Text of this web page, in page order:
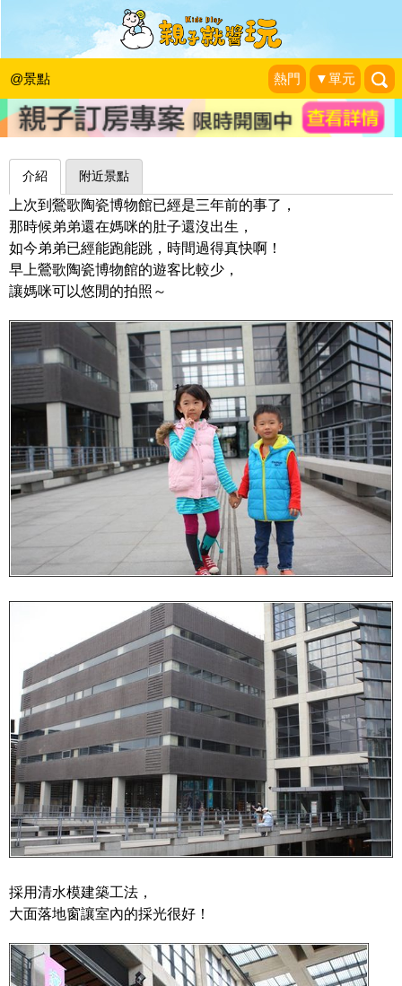
@景點 熱門 ▼單元
兒童遊戲區－新北市立鶯歌陶瓷博物
館：戲水。沙坑。DIY都好玩！
昕滿奕足|2012-04-01
介紹 附近景點
上次到鶯歌陶瓷博物館已經是三年前的事了，
那時候弟弟還在媽咪的肚子還沒出生，
如今弟弟已經能跑能跳，時間過得真快啊！
早上鶯歌陶瓷博物館的遊客比較少，
讓媽咪可以悠閒的拍照～
採用清水模建築工法，
大面落地窗讓室內的採光很好！